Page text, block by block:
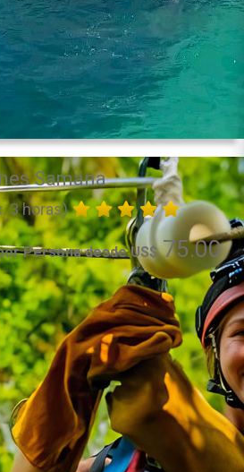
Samana
3 horas)
Persona desde US$75.00